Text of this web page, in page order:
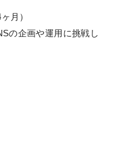
月）
の企画や運用に挑戦し